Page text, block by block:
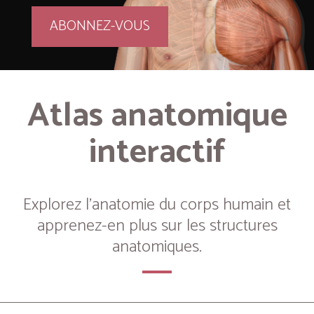
ABONNEZ-VOUS
Atlas anatomique
interactif
Explorez l’anatomie du corps humain et
apprenez-en plus sur les structures
anatomiques.